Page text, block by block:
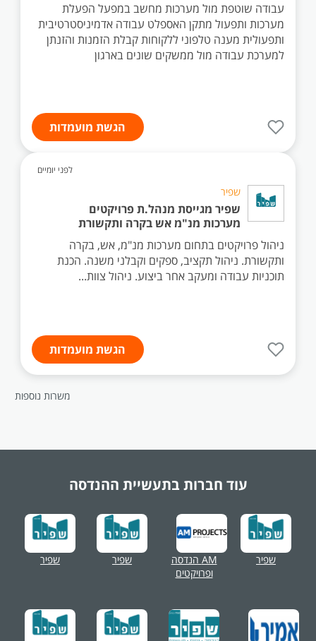
עבודה שוטפת מול מערכות מחשב במפעל הפעלת
מערכות ותפעול מתקן האספלט עבודה אדמיניסטרטיבית
ותפעולית מענה טלפוני ללקוחות קבלת הזמנות והזנתן
למערכת עבודה מול ממשקים שונים בארגון
הגשת מועמדות
לפני יומיים
שפיר
שפיר מגייסת מנהל.ת פרויקטים
מערכות מנ"מ אש בקרה ותקשורת
ניהול פרויקטים בתחום מערכות מנ"מ, אש, בקרה
ותקשורת. ניהול תקציב, ספקים וקבלני משנה. הכנת
תוכניות עבודה ומעקב אחר ביצוע. ניהול צוות...
הגשת מועמדות
משרות נוספות
עוד חברות בתעשיית ההנדסה
שפיר
AM הנדסה
ופרויקטים
שפיר שפיר